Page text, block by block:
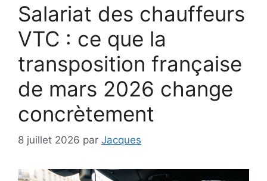
Salariat des chauffeurs
VTC : ce que la
transposition française
de mars 2026 change
concrètement
8 juillet 2026 par Jacques